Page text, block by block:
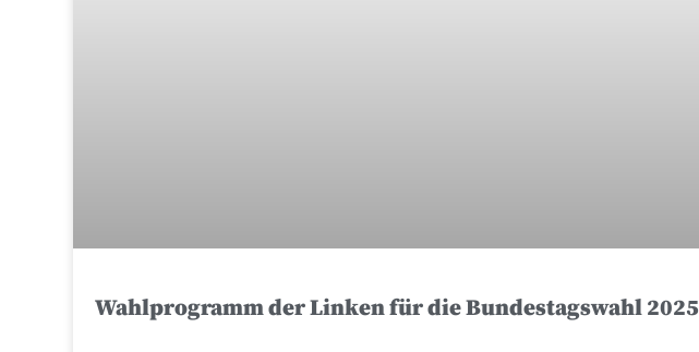
Wahlprogramm der Linken für die Bundestagswahl 2025